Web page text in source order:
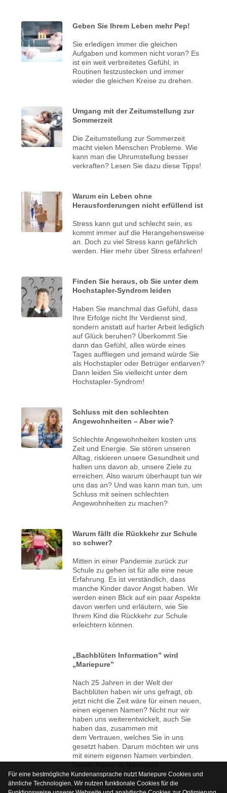
Geben Sie Ihrem Leben mehr Pep!
Sie erledigen immer die gleichen
Aufgaben und kommen nicht voran? Es
ist ein weit verbreitetes Gefühl, in
Routinen festzustecken und immer
wieder die gleichen Kreise zu drehen.
Umgang mit der Zeitumstellung zur
Sommerzeit
Die Zeitumstellung zur Sommerzeit
macht vielen Menschen Probleme. Wie
kann man die Uhrumstellung besser
verkraften? Lesen Sie dazu diese Tipps!
Warum ein Leben ohne
Herausforderungen nicht erfüllend ist
Stress kann gut und schlecht sein, es
kommt immer auf die Herangehensweise
an. Doch zu viel Stress kann gefährlich
werden. Hier mehr über Stress erfahren!
Finden Sie heraus, ob Sie unter dem
Hochstapler-Syndrom leiden
Haben Sie manchmal das Gefühl, dass
Ihre Erfolge nicht Ihr Verdienst sind,
sondern anstatt auf harter Arbeit lediglich
auf Glück beruhen? Überkommt Sie
dann das Gefühl, alles würde eines
Tages auffliegen und jemand würde Sie
als Hochstapler oder Betrüger entlarven?
Dann leiden Sie vielleicht unter dem
Hochstapler-Syndrom!
Schluss mit den schlechten
Angewohnheiten – Aber wie?
Schlechte Angewohnheiten kosten uns
Zeit und Energie. Sie stören unseren
Alltag, riskieren unsere Gesundheit und
halten uns davon ab, unsere Ziele zu
erreichen. Also warum überhaupt tun wir
uns das an? Und was kann man tun, um
Schluss mit seinen schlechten
Angewohnheiten zu machen?
Warum fällt die Rückkehr zur Schule
so schwer?
Mitten in einer Pandemie zurück zur
Schule zu gehen ist für alle eine neue
Erfahrung. Es ist verständlich, dass
manche Kinder davor Angst haben. Wir
werden einen Blick auf ein paar Aspekte
davon werfen und erläutern, wie Sie
Ihrem Kind die Rückkehr zur Schule
erleichtern können.
„Bachblüten Information” wird
„Mariepure”
Nach 25 Jahren in der Welt der
Bachblüten haben wir uns gefragt, ob
jetzt nicht die Zeit wäre für einen neuen,
einen eigenen Namen? Nicht nur wir
haben uns weiterentwickelt, auch Sie
haben das, zusammen mit
dem Vertrauen, welches Sie in uns
gesetzt haben. Darum möchten wir uns
mit einem eigenen Namen verbinden.
Dieser Name ist Mariepure.
Für eine bestmögliche Kundenansprache nutzt Mariepure Cookies und
ähnliche Technologien. Wir nutzen funktionale Cookies für die